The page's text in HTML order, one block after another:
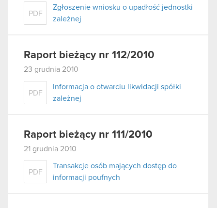
PDF
Zgłoszenie wniosku o upadłość jednostki
zależnej
Raport bieżący nr 112/2010
23 grudnia 2010
PDF
Informacja o otwarciu likwidacji spółki
zależnej
Raport bieżący nr 111/2010
21 grudnia 2010
PDF
Transakcje osób mających dostęp do
informacji poufnych